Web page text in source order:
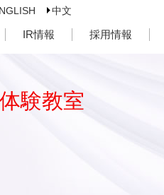
中文
IR情報 採用情報
験教室